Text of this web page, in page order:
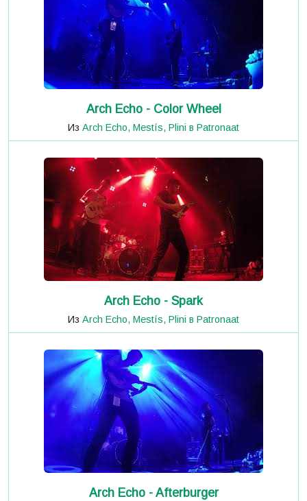
Arch Echo - Color Wheel
Из Arch Echo, Mestís, Plini в Patronaat
Arch Echo - Spark
Из Arch Echo, Mestís, Plini в Patronaat
Arch Echo - Afterburger